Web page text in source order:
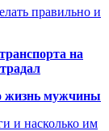
правильно и
на
жизнь мужчины
и насколько им